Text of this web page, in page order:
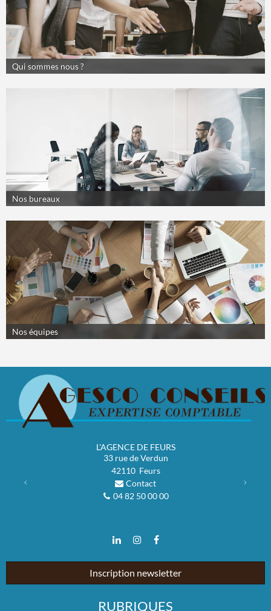
Qui sommes nous ?
Nos bureaux
Nos équipes
L'AGENCE DE FEURS
33 rue de Verdun
42110 Feurs
Contact
04 82 50 00 00
Inscription newsletter
RUBRIQUES